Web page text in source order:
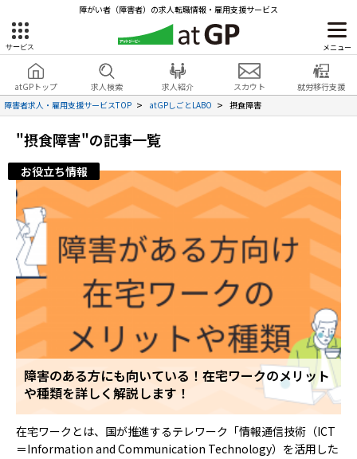
障がい者（障害者）の求人転職情報・雇用支援サービス
サービス メニュー
atGPトップ 求人検索 求人紹介 スカウト
就労移行支援
障害者求人・雇用支援サービスTOP
atGPしごとLABO 摂食障害
"摂食障害"の記事一覧
お役立ち情報
障害のある方にも向いている！在宅ワークのメリット
や種類を詳しく解説します！
在宅ワークとは、国が推進するテレワーク「情報通信技術（ICT
＝Information and Communication Technology）を活用した
障害者雇用のアットジーピー
サービスラインナップ
就転職支援サービス
障害者専門の就転職支援サービス
障害者アスリート専門の就転職支援サービス
ハイスキルな障害者の転職支援サービス
障害のある新卒学生専門の就職エージェントサービス
会員登録 無料
就労移行支援
見学・お問い合わせ 無料
atGPトップ
各種サービス
求人を検索する
求人を紹介してもらう
スカウトを受ける
就労支援サービス
就職・転職ノウハウ
お問い合わせ・よくある質問